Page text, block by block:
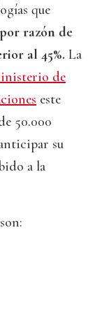
que
razón de
al 45%. La
de
este
50.000
su
a la